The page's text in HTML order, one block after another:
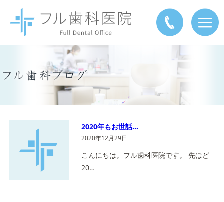
2020年もお世話…
2020年12月29日
こんにちは。フル歯科医院です。 先ほど
20…